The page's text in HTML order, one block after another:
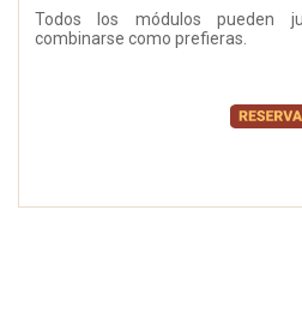
Todos los módulos pueden
combinarse como prefieras.